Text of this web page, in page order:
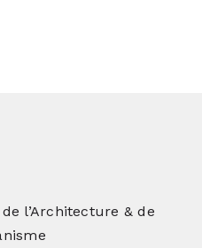
l’Architecture & de